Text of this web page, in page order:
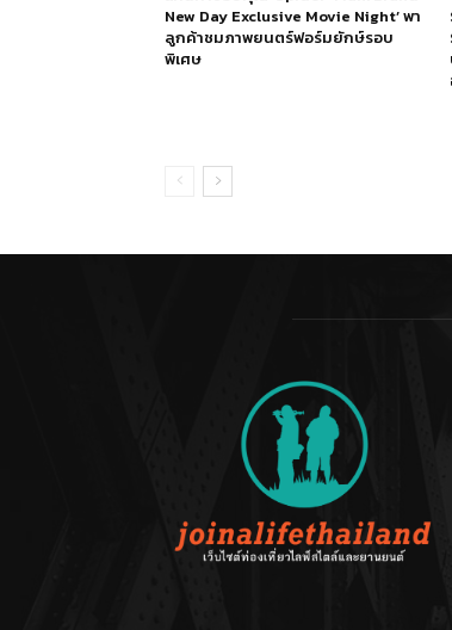
New Day Exclusive Movie Night’ พา
ลูกค้าชมภาพยนตร์ฟอร์มยักษ์รอบ
พิเศษ